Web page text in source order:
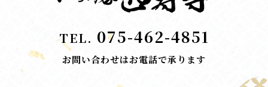
TEL. 075-462-4851
お問い合わせはお電話で承ります